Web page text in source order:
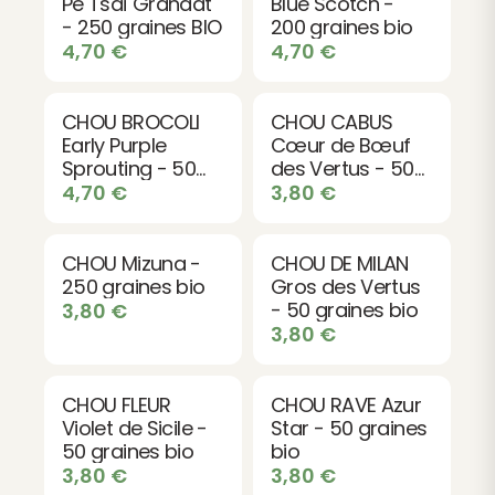
parfaitement à tous les amateurs de légumes sains
et nutritifs.
- 250 graines BIO
4,70 €
200 graines bio
4,70 €
CHOU BROCOLI
Early Purple
Sprouting - 50
graines bio
4,70 €
CHOU CABUS
Cœur de Bœuf
des Vertus - 50
graines bio
3,80 €
CHOU Mizuna -
250 graines bio
3,80 €
CHOU DE MILAN
Gros des Vertus
- 50 graines bio
3,80 €
CHOU FLEUR
Violet de Sicile -
50 graines bio
3,80 €
CHOU RAVE Azur
Star - 50 graines
bio
3,80 €